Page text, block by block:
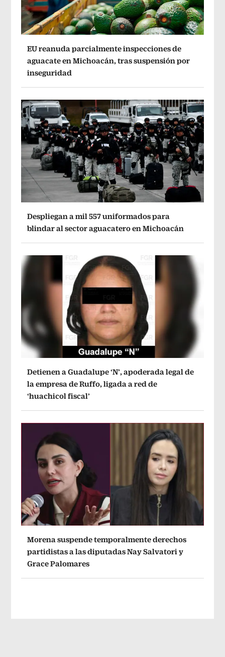
EU reanuda parcialmente inspecciones de
aguacate en Michoacán, tras suspensión por
inseguridad
Despliegan a mil 557 uniformados para
blindar al sector aguacatero en Michoacán
Detienen a Guadalupe ‘N’, apoderada legal de
la empresa de Ruffo, ligada a red de
‘huachicol fiscal’
Morena suspende temporalmente derechos
partidistas a las diputadas Nay Salvatori y
Grace Palomares